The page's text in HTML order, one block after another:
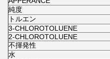
純度
トルエン
3-CHLOROTOLUENE
2-CHLOROTOLUENE
不揮発性
水